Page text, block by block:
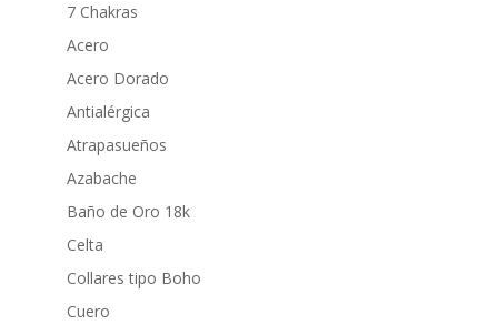
7 Chakras
Acero
Acero Dorado
Antialérgica
Atrapasueños
Azabache
Baño de Oro 18k
Celta
Collares tipo Boho
Cuero